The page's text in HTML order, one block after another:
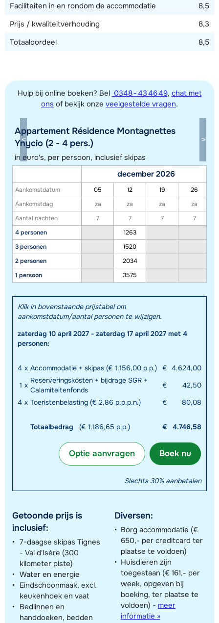
Toon alle accommodaties in dit gebied
Deze kaart geeft een indicatie van de ligging van onze accommodaties. De
exacte locatie kan enigszins afwijken.
Faciliteiten in en rondom de accommodatie
8,5
Prijs / kwaliteitverhouding
8,3
Totaaloordeel
8,5
Hulp bij online boeken? Bel 0348 - 43 46 49, chat met
ons of bekijk onze veelgestelde vragen.
Appartement Résidence Montagnettes
Ynycio (2 - 4 pers.)
in euro's, per persoon, inclusief skipas
Aankomstdatum
Aankomstdag
Aantal nachten
4 personen
3 personen
2 personen
1 persoon
december 2026
05 12 19
26
za
za za
za
7
7 7
7
1263
1520
2034
3575
Klik in bovenstaande prijstabel om
aankomstdatum/aantal personen te wijzigen.
zaterdag 10 april 2027 - zaterdag 17 april 2027 met 4
personen:
4 x Accommodatie + skipas (€ 1.156,00 p.p.) € 4.624,00
1 x
Reserveringskosten + bijdrage SGR +
Calamiteitenfonds
€
42,50
4 x Toeristenbelasting (€ 2,86 p.p.p.n.) € 80,08
Totaalbedrag (€ 1.186,65 p.p.) € 4.746,58
Boek nu
Optie aanvragen
Slechts 30% aanbetalen
Getoonde prijs is
inclusief:
7-daagse skipas Tignes
- Val d'Isère (300
kilometer piste)
Water en energie
Eindschoonmaak, excl.
keukenhoek en vaat
Bedlinnen en
handdoeken, bedden
Diversen:
Borg accommodatie (€
650,- per creditcard ter
plaatse te voldoen)
Huisdieren zijn
toegestaan (€ 161,- per
week, opgeven bij
boeking, ter plaatse te
voldoen) - meer
informatie »